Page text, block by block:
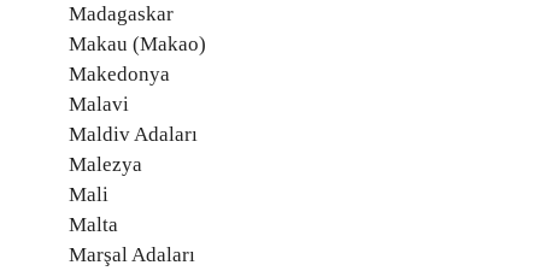
Madagaskar
Makau (Makao)
Makedonya
Malavi
Maldiv Adaları
Malezya
Mali
Malta
Marşal Adaları